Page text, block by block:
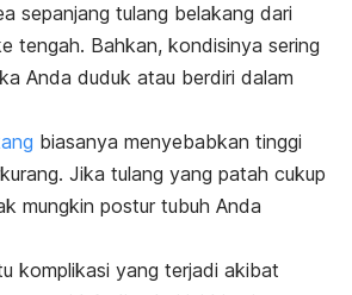
sepanjang tulang belakang dari
tengah. Bahkan, kondisinya sering
Anda duduk atau berdiri dalam
biasanya menyebabkan tinggi
Jika tulang yang patah cukup
mungkin postur tubuh Anda
komplikasi yang terjadi akibat